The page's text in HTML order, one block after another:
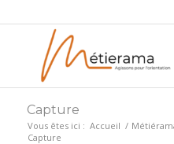
Capture
Vous êtes ici : Accueil /
Capture